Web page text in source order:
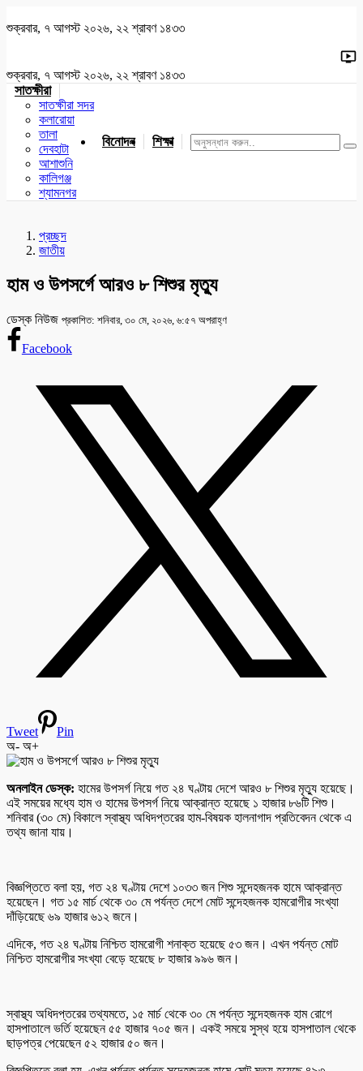
শুক্রবার, ৭ আগস্ট ২০২৬, ২২ শ্রাবণ ১৪৩৩
শুক্রবার, ৭ আগস্ট ২০২৬, ২২ শ্রাবণ ১৪৩৩
সাতক্ষীরা
সাতক্ষীরা সদর
কলারোয়া
তালা
দেবহাটা
আশাশুনি
কালিগঞ্জ
শ্যামনগর
বিনোদন শিক্ষা খেলাধুলা জাতীয় যশোর
প্রচ্ছদ
জাতীয়
হাম ও উপসর্গে আরও ৮ শিশুর মৃত্যু
ডেস্ক নিউজ প্রকাশিত: শনিবার, ৩০ মে, ২০২৬, ৬:৫৭ অপরাহ্ণ
Facebook
Tweet
Pin
অ- অ+
অনলাইন ডেস্ক: হামের উপসর্গ নিয়ে গত ২৪ ঘণ্টায় দেশে আরও ৮ শিশুর মৃত্যু হয়েছে।
এই সময়ের মধ্যে হাম ও হামের উপসর্গ নিয়ে আক্রান্ত হয়েছে ১ হাজার ৮৬টি শিশু।
শনিবার (৩০ মে) বিকালে স্বাস্থ্য অধিদপ্তরের হাম-বিষয়ক হালনাগাদ প্রতিবেদন থেকে এ
তথ্য জানা যায়।
বিজ্ঞপ্তিতে বলা হয়, গত ২৪ ঘণ্টায় দেশে ১০৩৩ জন শিশু সন্দেহজনক হামে আক্রান্ত
হয়েছেন। গত ১৫ মার্চ থেকে ৩০ মে পর্যন্ত দেশে মোট সন্দেহজনক হামরোগীর সংখ্যা
দাঁড়িয়েছে ৬৯ হাজার ৬১২ জনে।
এদিকে, গত ২৪ ঘণ্টায় নিশ্চিত হামরোগী শনাক্ত হয়েছে ৫৩ জন। এখন পর্যন্ত মোট
নিশ্চিত হামরোগীর সংখ্যা বেড়ে হয়েছে ৮ হাজার ৯৯৬ জন।
স্বাস্থ্য অধিদপ্তরের তথ্যমতে, ১৫ মার্চ থেকে ৩০ মে পর্যন্ত সন্দেহজনক হাম রোগে
হাসপাতালে ভর্তি হয়েছেন ৫৫ হাজার ৭০৫ জন। একই সময়ে সুস্থ হয়ে হাসপাতাল থেকে
ছাড়পত্র পেয়েছেন ৫২ হাজার ৫০ জন।